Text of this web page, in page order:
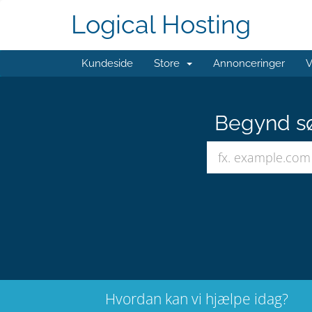
Logical Hosting
Kundeside Store Annonceringer
Begynd
Hvordan kan vi hjælpe idag?